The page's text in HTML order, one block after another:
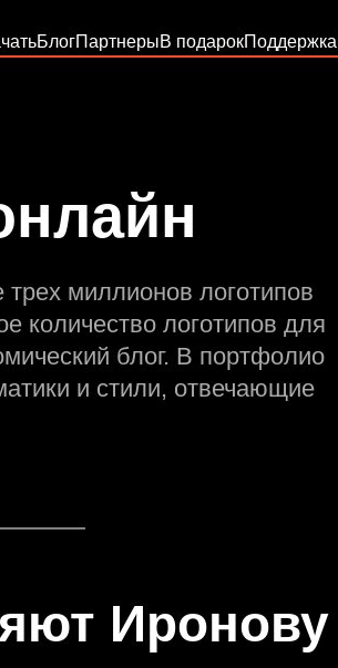
БлогПартнерыВ подарокПоддержка
миллионов логотипов
количество логотипов для
блог. В портфолио
и стили, отвечающие
Иронову